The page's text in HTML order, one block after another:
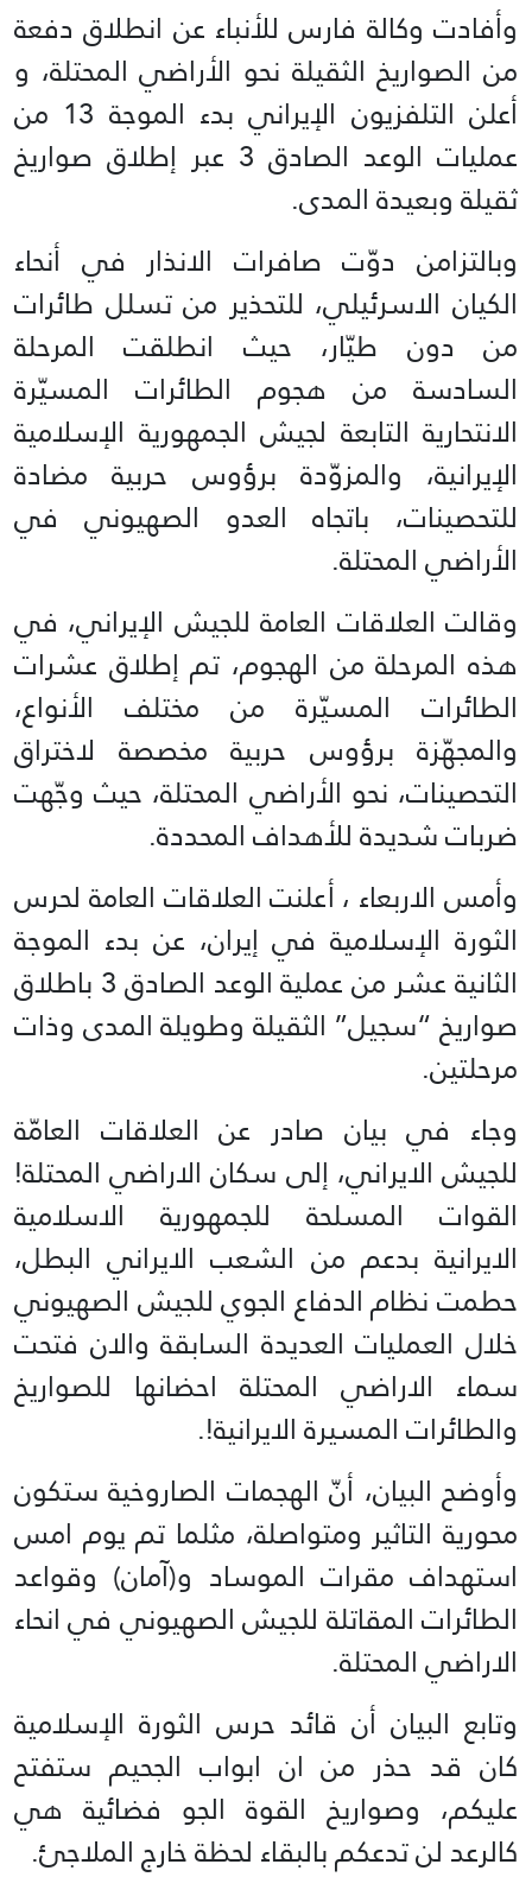
وأفادت وكالة فارس للأنباء عن انطلاق دفعة
من الصواريخ الثقيلة نحو الأراضي المحتلة، و
أعلن التلفزيون الإيراني بدء الموجة 13 من
عمليات الوعد الصادق 3 عبر إطلاق صواريخ
ثقيلة وبعيدة المدى.
وبالتزامن دوّت صافرات الانذار في أنحاء
الكيان الاسرئيلي، للتحذير من تسلل طائرات
من دون طيّار، حيث انطلقت المرحلة
السادسة من هجوم الطائرات المسيّرة
الانتحارية التابعة لجيش الجمهورية الإسلامية
الإيرانية، والمزوّدة برؤوس حربية مضادة
للتحصينات، باتجاه العدو الصهيوني في
الأراضي المحتلة.
وقالت العلاقات العامة للجيش الإيراني، في
هذه المرحلة من الهجوم، تم إطلاق عشرات
الطائرات المسيّرة من مختلف الأنواع،
والمجهّزة برؤوس حربية مخصصة لاختراق
التحصينات، نحو الأراضي المحتلة، حيث وجّهت
ضربات شديدة للأهداف المحددة.
وأمس الاربعاء ، أعلنت العلاقات العامة لحرس
الثورة الإسلامية في إيران، عن بدء الموجة
الثانية عشر من عملية الوعد الصادق 3 باطلاق
صواريخ “سجيل” الثقيلة وطويلة المدى وذات
مرحلتين.
وجاء في بيان صادر عن العلاقات العامّة
للجيش الايراني، إلى سكان الاراضي المحتلة!
القوات المسلحة للجمهورية الاسلامية
الايرانية بدعم من الشعب الايراني البطل،
حطمت نظام الدفاع الجوي للجيش الصهيوني
خلال العمليات العديدة السابقة والان فتحت
سماء الاراضي المحتلة احضانها للصواريخ
والطائرات المسيرة الايرانية!.
وأوضح البيان، أنّ الهجمات الصاروخية ستكون
محورية التاثير ومتواصلة، مثلما تم يوم امس
استهداف مقرات الموساد و(آمان) وقواعد
الطائرات المقاتلة للجيش الصهيوني في انحاء
الاراضي المحتلة.
وتابع البيان أن قائد حرس الثورة الإسلامية
كان قد حذر من ان ابواب الجحيم ستفتح
عليكم، وصواريخ القوة الجو فضائية هي
كالرعد لن تدعكم بالبقاء لحظة خارج الملاجئ.